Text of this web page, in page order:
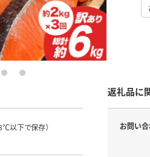
7 8
以下で保存）
返礼品に
お問い